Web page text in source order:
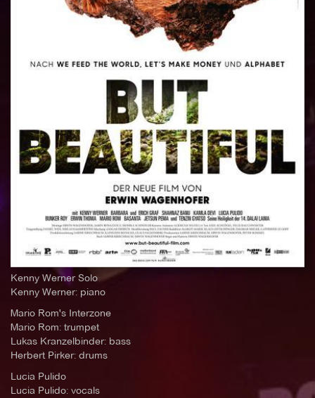
Kenny Werner Solo
Kenny Werner: piano
Mario Rom's Interzone
Mario Rom: trumpet
Lukas Kranzelbinder: bass
Herbert Pirker: drums
Lucia Pulido
Lucia Pulido: vocals